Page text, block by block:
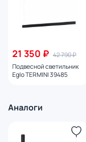
21 350 ₽ 42 790 ₽
Подвесной светильник
Eglo TERMINI 39485
Аналоги